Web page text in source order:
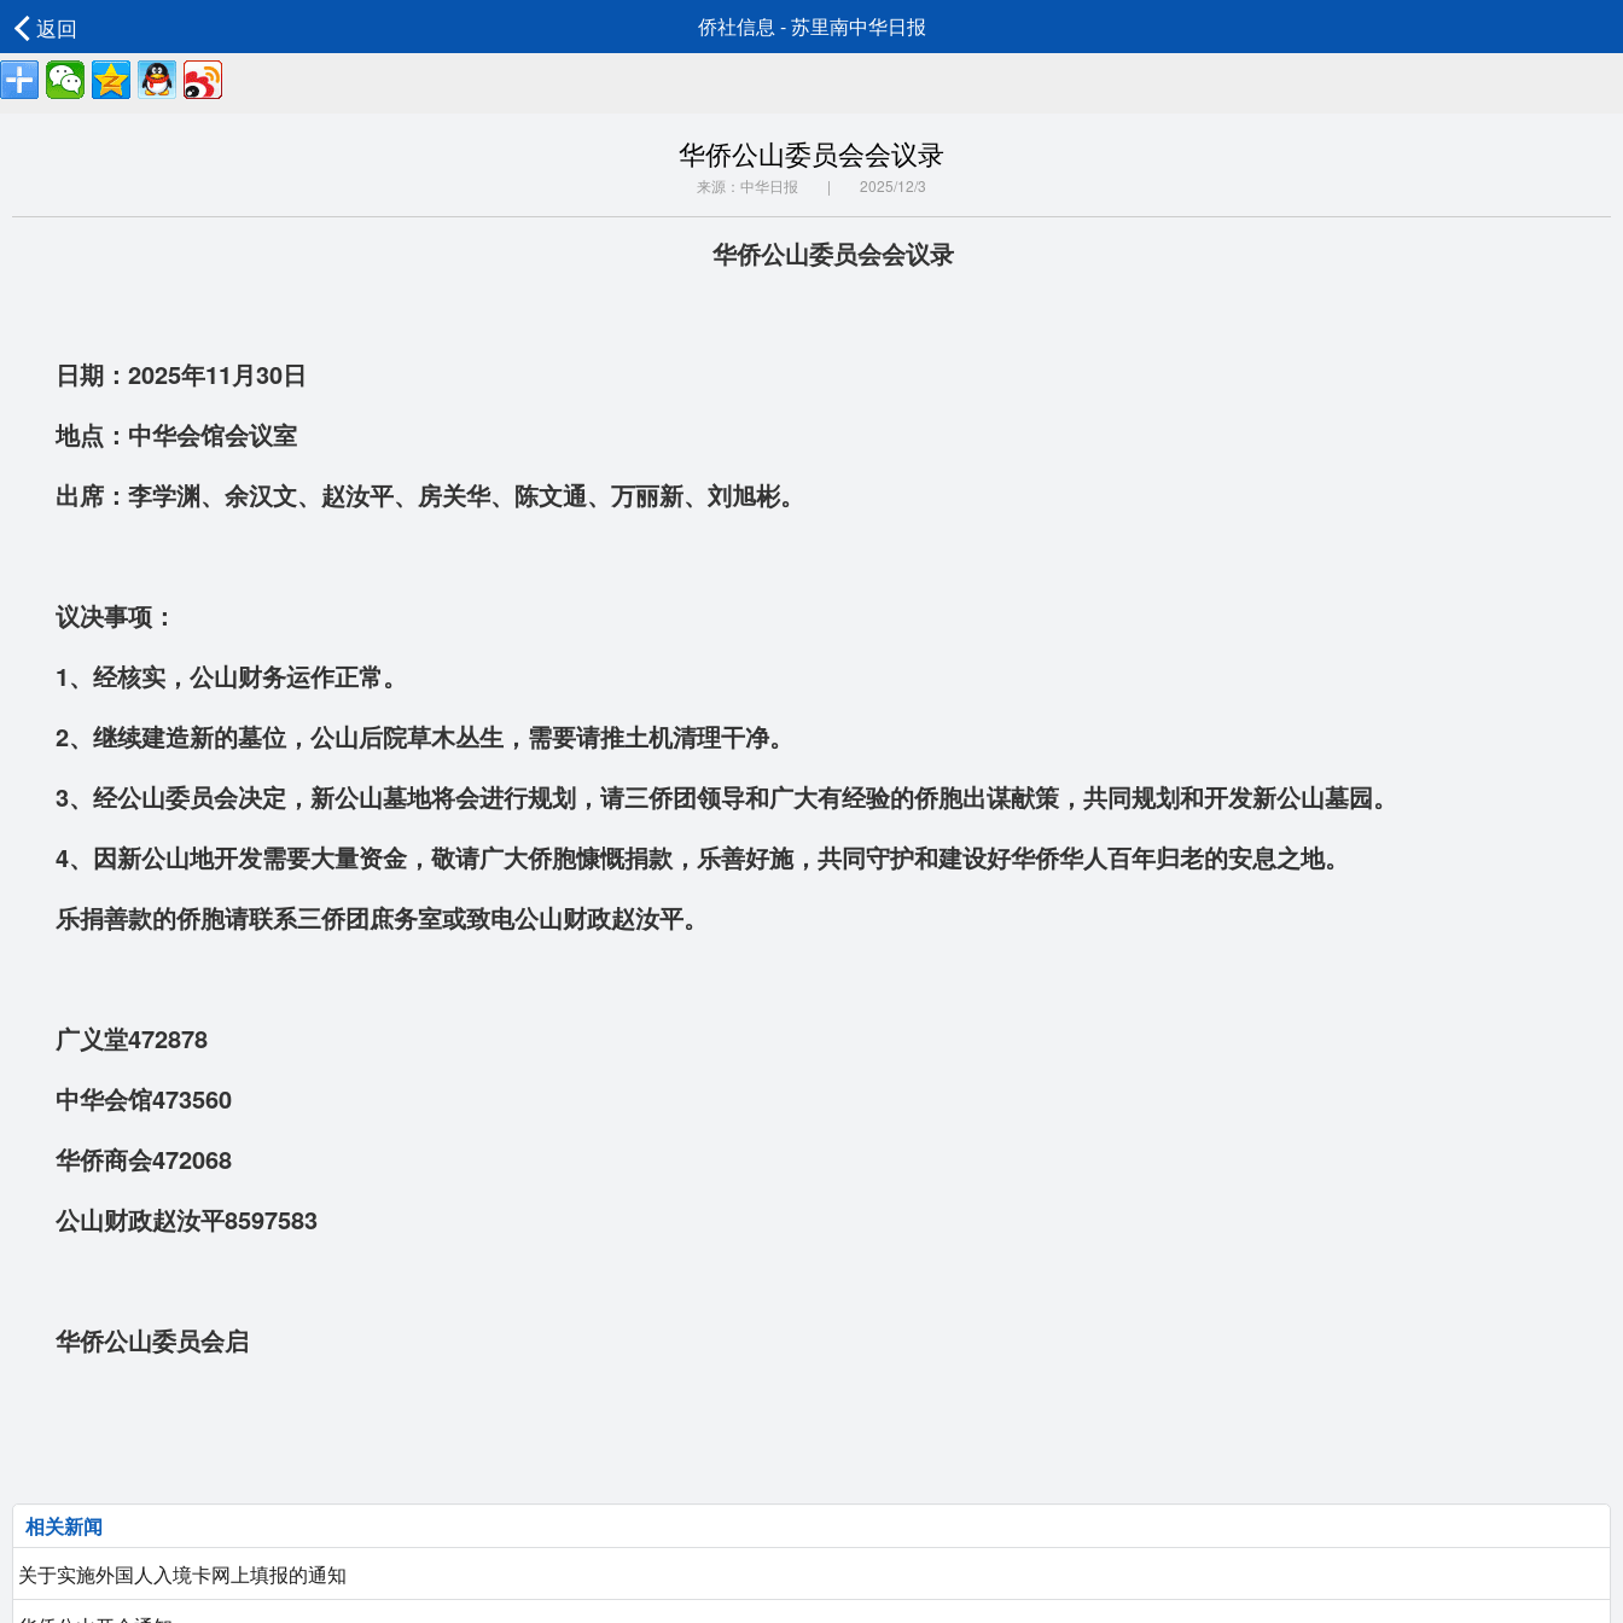
返回 侨社信息 - 苏里南中华日报
华侨公山委员会会议录
来源：中华日报 | 2025/12/3
华侨公山委员会会议录
日期：2025年11月30日
地点：中华会馆会议室
出席：李学渊、余汉文、赵汝平、房关华、陈文通、万丽新、刘旭彬。
议决事项：
1、经核实，公山财务运作正常。
2、继续建造新的墓位，公山后院草木丛生，需要请推土机清理干净。
3、经公山委员会决定，新公山墓地将会进行规划，请三侨团领导和广大有经验的侨胞出谋献策，共同规划和开发新公山墓园。
4、因新公山地开发需要大量资金，敬请广大侨胞慷慨捐款，乐善好施，共同守护和建设好华侨华人百年归老的安息之地。
乐捐善款的侨胞请联系三侨团庶务室或致电公山财政赵汝平。
广义堂472878
中华会馆473560
华侨商会472068
公山财政赵汝平8597583
华侨公山委员会启
相关新闻
关于实施外国人入境卡网上填报的通知